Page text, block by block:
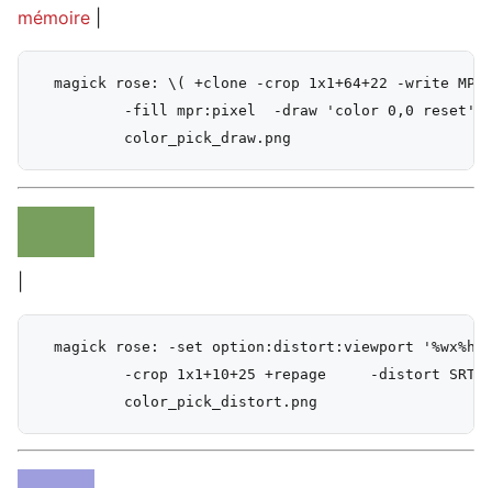
mémoire
magick rose: \( +clone -crop 1x1+64+22 -write
          -fill mpr:pixel  -draw 'color 0,0 reset' \
magick rose: -set option:distort:viewport
-crop 1x1+10+25 +repage     -distort SRT